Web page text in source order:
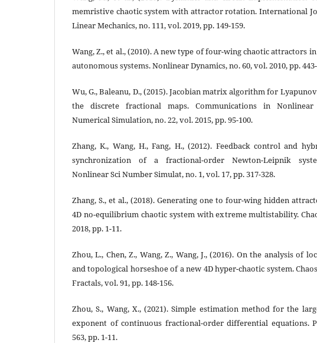
memristive chaotic system with attractor rotation. International
Linear Mechanics, no. 111, vol. 2019, pp. 149-159.
Wang, Z., et al., (2010). A new type of four-wing chaotic attractors
autonomous systems. Nonlinear Dynamics, no. 60, vol. 2010, pp.
Wu, G., Baleanu, D., (2015). Jacobian matrix algorithm for
the discrete fractional maps. Communications in Nonlinear
Numerical Simulation, no. 22, vol. 2015, pp. 95-100.
Zhang, K., Wang, H., Fang, H., (2012). Feedback control and
synchronization of a fractional-order Newton-Leipnik
Nonlinear Sci Number Simulat, no. 1, vol. 17, pp. 317-328.
Zhang, S., et al., (2018). Generating one to four-wing hidden
4D no-equilibrium chaotic system with extreme multistability.
2018, pp. 1-11.
Zhou, L., Chen, Z., Wang, Z., Wang, J., (2016). On the analysis of
and topological horseshoe of a new 4D hyper-chaotic system.
Fractals, vol. 91, pp. 148-156.
Zhou, S., Wang, X., (2021). Simple estimation method for the
exponent of continuous fractional-order differential equations.
563, pp. 1-11.